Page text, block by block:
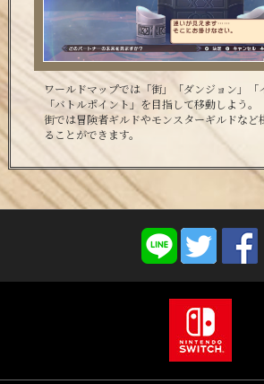
ワールドマップでは「街」「ダンジョン」「
「バトルポイント」を目指して移動しよう。
街では冒険者ギルドやモンスターギルドなど
ることができます。